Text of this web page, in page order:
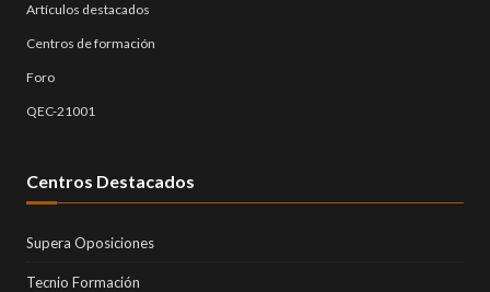
Artículos destacados
Centros de formación
Foro
QEC-21001
Centros Destacados
Supera Oposiciones
Tecnio Formación